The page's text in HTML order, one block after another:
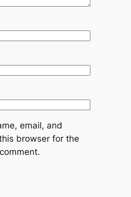
email, and
browser for the